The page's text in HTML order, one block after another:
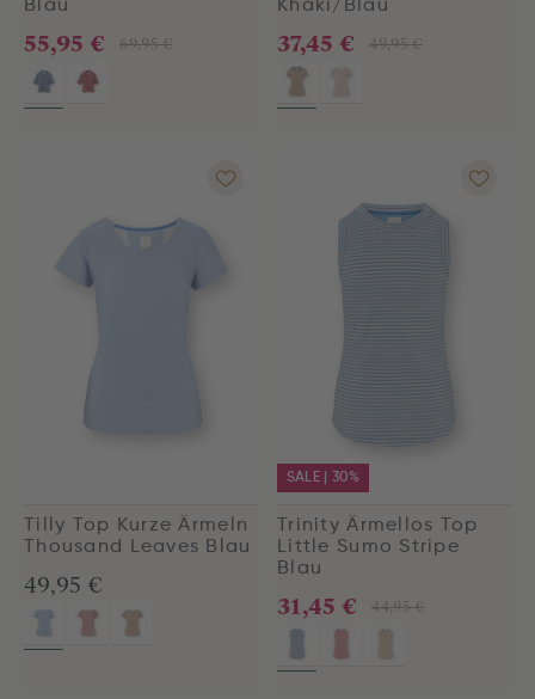
Blau
69,95 €
55,95 €
Khaki/Blau
49,95 €
37,45 €
Tilly Top Kurze Ärmeln
Thousand Leaves Blau
49,95 €
SALE | 30%
Trinity Ärmellos Top
Little Sumo Stripe
Blau
44,95 €
31,45 €